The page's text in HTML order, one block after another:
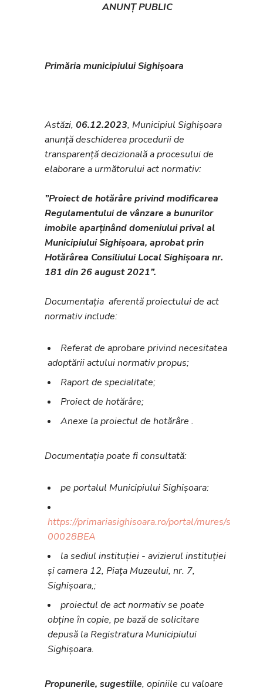
ANUNȚ PUBLIC
Primăria municipiului Sighișoara
Astăzi, 06.12.2023, Municipiul Sighișoara
anunță deschiderea procedurii de
transparență decizională a procesului de
elaborare a următorului act normativ:
”Proiect de hotărâre privind modificarea
Regulamentului de vânzare a bunurilor
imobile aparținând domeniului prival al
Municipiului Sighișoara, aprobat prin
Hotărârea Consiliului Local Sighișoara nr.
181 din 26 august 2021”.
Documentația aferentă proiectului de act
normativ include:
Referat de aprobare privind necesitatea
adoptării actului normativ propus;
Raport de specialitate;
Proiect de hotărâre;
Anexe la proiectul de hotărâre .
Documentația poate fi consultată:
pe portalul Municipiului Sighișoara:
https://primariasighisoara.ro/portal/mures/
00028BEA
la sediul instituției - avizierul instituției
și camera 12, Piața Muzeului, nr. 7,
Sighișoara,;
proiectul de act normativ se poate
obține în copie, pe bază de solicitare
depusă la Registratura Municipiului
Sighișoara.
Propunerile, sugestiile, opiniile cu valoare